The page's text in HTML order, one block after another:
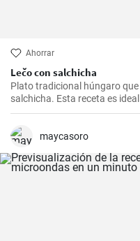
Ahorrar
Lečo con salchicha
Plato tradicional húngaro
salchicha. Esta receta es
maycasoro